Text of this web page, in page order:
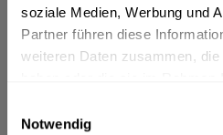
soziale Medien, Werbung und
Partner führen diese
weiteren Daten zusammen,
Notwendig
Düsseldorf,Hilden ,Erkrath
Beschreibung